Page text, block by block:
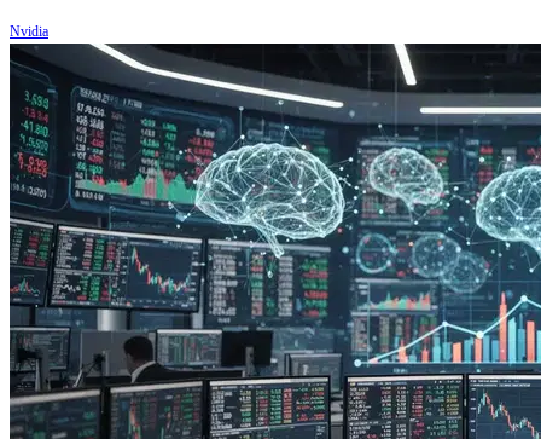
Nvidia